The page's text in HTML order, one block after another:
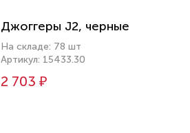
Джоггеры J2, черные
На складе: 78 шт
Артикул: 15433.30
2 703 ₽